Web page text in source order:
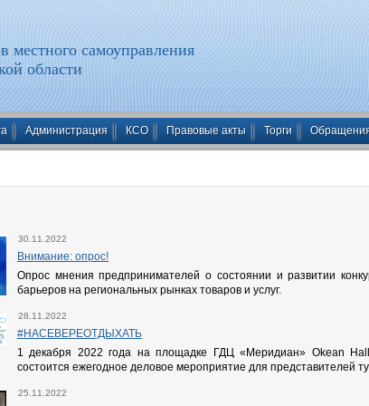
местного самоуправления
области
Администрация КСО Правовые акты Торги
30.11.2022
Внимание: опрос!
Опрос мнения предпринимателей о состоянии и развитии
барьеров на региональных рынках товаров и услуг.
28.11.2022
#НАСЕВЕРЕОТДЫХАТЬ
1 декабря 2022 года на площадке ГДЦ «Меридиан» Okean
состоится ежегодное деловое мероприятие для представителей
25.11.2022